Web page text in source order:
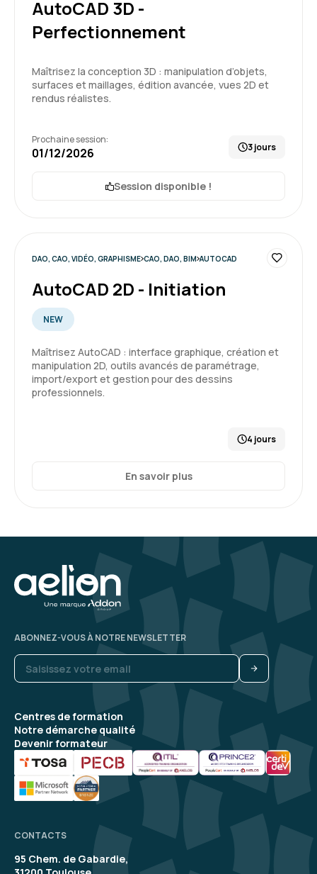
AutoCAD 3D -
Perfectionnement
Maîtrisez la conception 3D : manipulation d’objets,
surfaces et maillages, édition avancée, vues 2D et
rendus réalistes.
Prochaine session:
01/12/2026 3 jours
Session disponible !
DAO, CAO, VIDÉO, GRAPHISME CAO, DAO, BIM AUTOCAD
AutoCAD 2D - Initiation
NEW
Maîtrisez AutoCAD : interface graphique, création et
manipulation 2D, outils avancés de paramétrage,
import/export et gestion pour des dessins
professionnels.
4 jours
En savoir plus
Centres de formation
Notre démarche qualité
Devenir formateur
ABONNEZ-VOUS À NOTRE NEWSLETTER
CONTACTS
95 Chem. de Gabardie,